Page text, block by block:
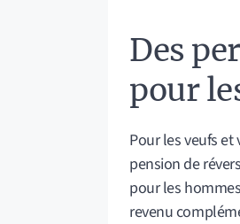
Des
pour
Pour les veufs et
pension de
pour les
revenu